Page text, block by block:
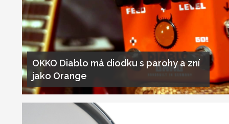
OKKO Diablo má diodku s parohy a zní
jako Orange